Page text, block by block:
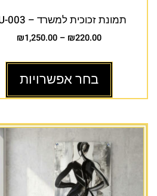
תמונת זכוכית למשרד – AU-003
₪220.00
–
₪1,250.00
בחר אפשרויות